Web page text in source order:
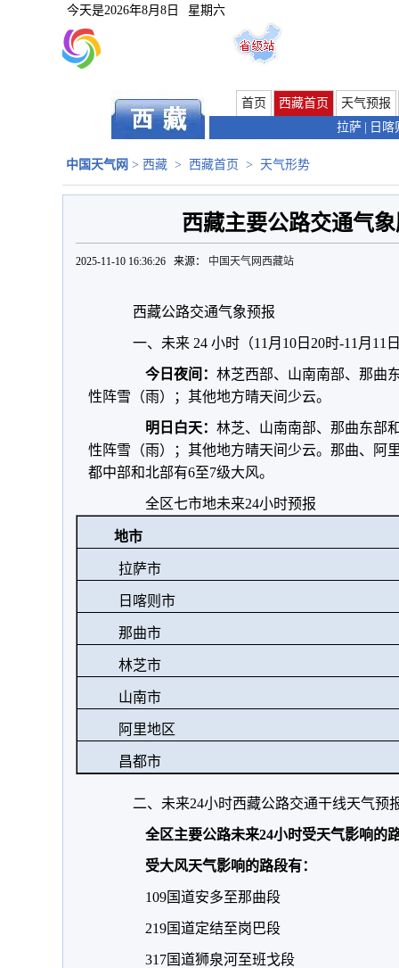
今天是2026年8月8日 星期六
首页 西藏首页
天气预报
拉萨
日喀
中国天气网 > 西藏 > 西藏首页 > 天气形势
西藏主要公路交通气
2025-11-10 16:36:26 来源： 中国天气网西藏站
西藏公路交通气象预报
一、未来 24 小时（11月10日20时-11月11
今日夜间： 林芝西部、山南南部、那曲
性阵雪（雨）；其他地方晴天间少云。
明日白天： 林芝、山南南部、那曲东部
性阵雪（雨）；其他地方晴天间少云。那曲、阿
都中部和北部有6至7级大风。
全区七市地未来24小时预报
地市
拉萨市
日喀则市
那曲市
林芝市
山南市
阿里地区
昌都市
二、未来24小时西藏公路交通干线天气预
全区主要公路未来24小时受天气影响的
受大风天气影响的路段有：
109国道安多至那曲段
219国道定结至岗巴段
317国道狮泉河至班戈段